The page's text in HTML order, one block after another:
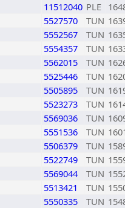
11512040 PLE
5527570 TUN
5552567 TUN
5554357 TUN
5562015 TUN
5525446 TUN
5505895 TUN
5523273 TUN
5569036 TUN
5551536 TUN
5506379 TUN
5522749 TUN
5569044 TUN
5513421 TUN
5550335 TUN